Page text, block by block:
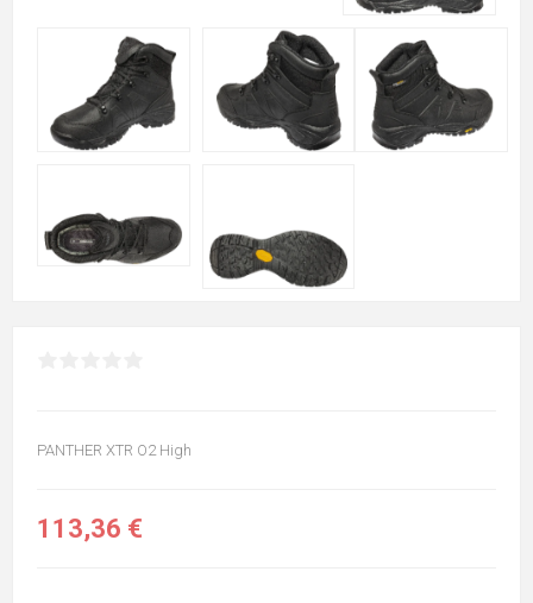
PANTHER XTR O2 High
113,36 €